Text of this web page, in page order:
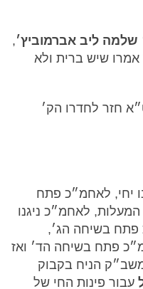
שלמה ליב אברמוביץ׳,
שיש ברית ולא
חזר לחדרו הק׳
יחי, לאחמ״כ פתח
לאחמ״כ ניגנו
בשיחה הג׳,
פתח בשיחה הד׳ ואז
הניח בקבוק
עבור פינות החי של